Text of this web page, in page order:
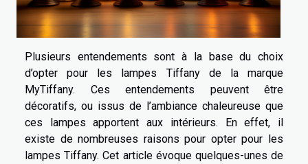
Plusieurs entendements sont à la base du choix
d’opter pour les lampes Tiffany de la marque
MyTiffany. Ces entendements peuvent être
décoratifs, ou issus de l’ambiance chaleureuse que
ces lampes apportent aux intérieurs. En effet, il
existe de nombreuses raisons pour opter pour les
lampes Tiffany. Cet article évoque quelques-unes de